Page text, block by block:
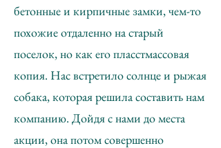
бетонные и кирпичные замки, чем-то
похожие отдаленно на старый
поселок, но как его пласстмассовая
копия. Нас встретило солнце и рыжая
собака, которая решила составить нам
компанию. Дойдя с нами до места
акции, она потом совершенно